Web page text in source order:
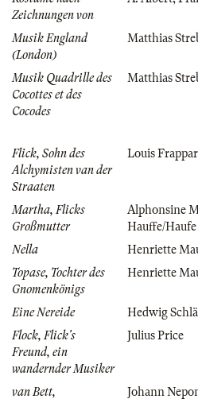
Zeichnungen von
Musik England
(London)
Matthias
Musik Quadrille des
Cocottes et des
Cocodes
Matthias
Flick, Sohn des
Alchymisten van der
Straaten
Louis
Martha, Flicks
Großmutter
Alphonsine
Hauffe/Haufe
Nella
Henriette
Topase, Tochter des
Gnomenkönigs
Henriette
Eine Nereide
Hedwig
Flock, Flick's
Freund, ein
wandernder Musiker
Julius Price
van Bett,
Johann